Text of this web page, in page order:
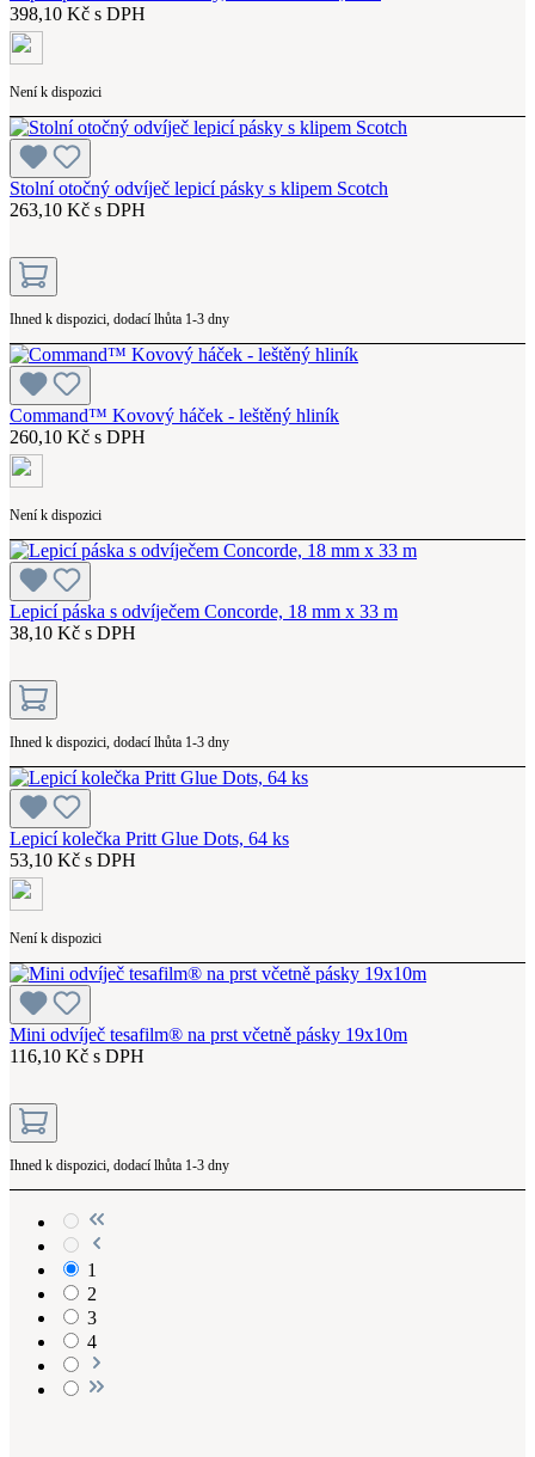
398,10 Kč s DPH
Není k dispozici
Stolní otočný odvíječ lepicí pásky s klipem Scotch
263,10 Kč s DPH
Ihned k dispozici, dodací lhůta 1-3 dny
Command™ Kovový háček - leštěný hliník
260,10 Kč s DPH
Není k dispozici
Lepicí páska s odvíječem Concorde, 18 mm x 33 m
38,10 Kč s DPH
Ihned k dispozici, dodací lhůta 1-3 dny
Lepicí kolečka Pritt Glue Dots, 64 ks
53,10 Kč s DPH
Není k dispozici
Mini odvíječ tesafilm® na prst včetně pásky 19x10m
116,10 Kč s DPH
Ihned k dispozici, dodací lhůta 1-3 dny
1
2
3
4